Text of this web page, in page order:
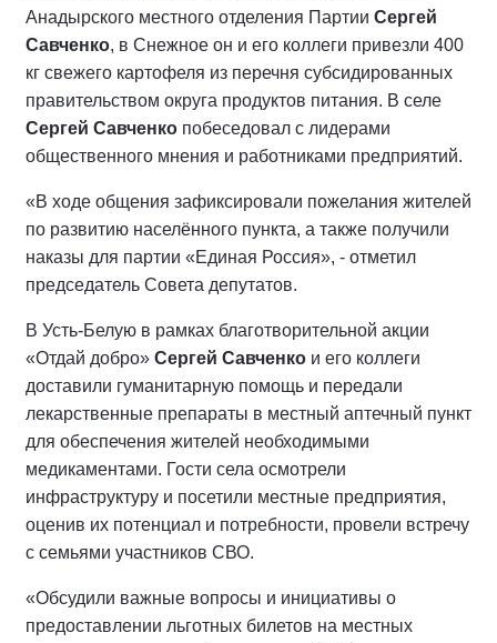
Анадырского местного отделения Партии Сергей
Савченко, в Снежное он и его коллеги привезли 400
кг свежего картофеля из перечня субсидированных
правительством округа продуктов питания. В селе
Сергей Савченко побеседовал с лидерами
общественного мнения и работниками предприятий.
«В ходе общения зафиксировали пожелания жителей
по развитию населённого пункта, а также получили
наказы для партии «Единая Россия», - отметил
председатель Совета депутатов.
В Усть-Белую в рамках благотворительной акции
«Отдай добро» Сергей Савченко и его коллеги
доставили гуманитарную помощь и передали
лекарственные препараты в местный аптечный пункт
для обеспечения жителей необходимыми
медикаментами. Гости села осмотрели
инфраструктуру и посетили местные предприятия,
оценив их потенциал и потребности, провели встречу
с семьями участников СВО.
«Обсудили важные вопросы и инициативы о
предоставлении льготных билетов на местных